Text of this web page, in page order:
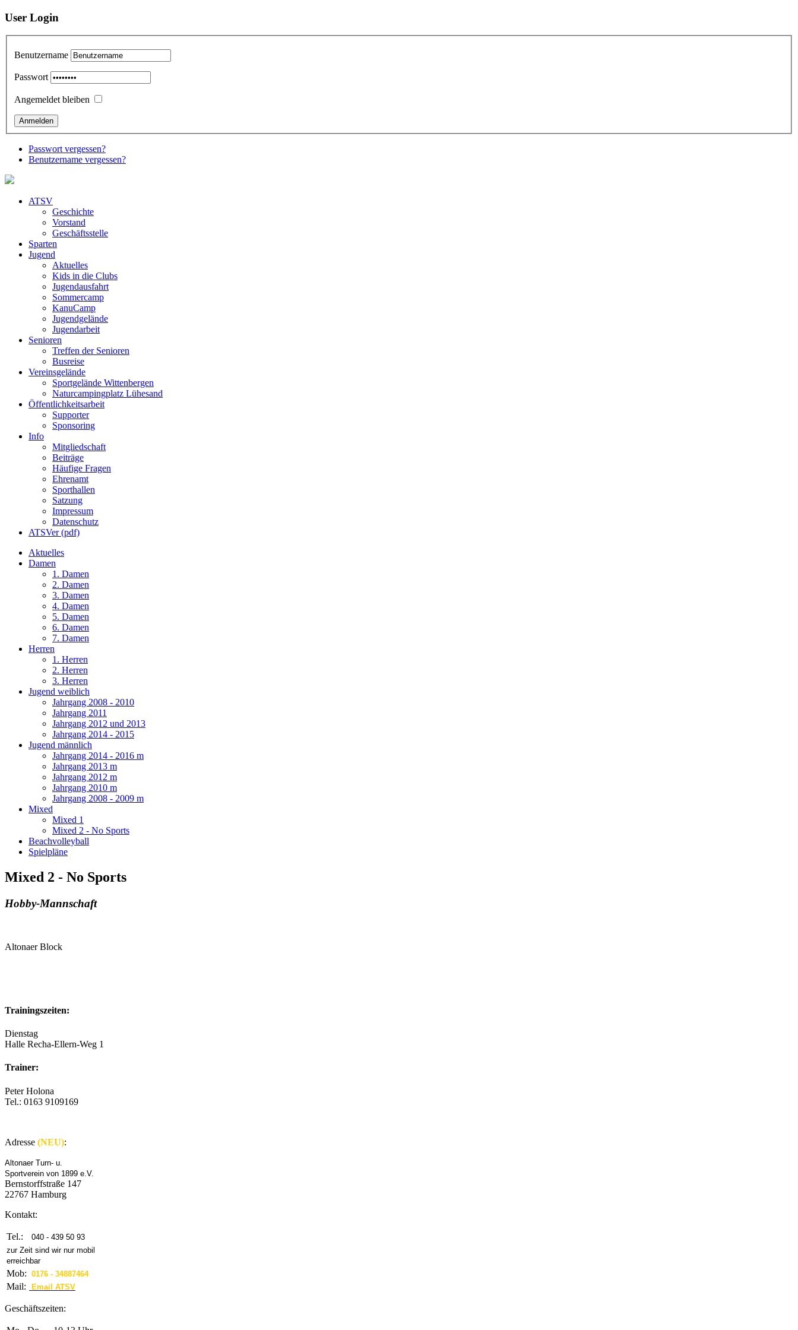
User Login
Benutzername
Passwort
Angemeldet bleiben
Passwort vergessen?
Benutzername vergessen?
ATSV
Geschichte
Vorstand
Geschäftsstelle
Sparten
Jugend
Aktuelles
Kids in die Clubs
Jugendausfahrt
Sommercamp
KanuCamp
Jugendgelände
Jugendarbeit
Senioren
Treffen der Senioren
Busreise
Vereinsgelände
Sportgelände Wittenbergen
Naturcampingplatz Lühesand
Öffentlichkeitsarbeit
Supporter
Sponsoring
Info
Mitgliedschaft
Beiträge
Häufige Fragen
Ehrenamt
Sporthallen
Satzung
Impressum
Datenschutz
ATSVer (pdf)
Aktuelles
Damen
1. Damen
2. Damen
3. Damen
4. Damen
5. Damen
6. Damen
7. Damen
Herren
1. Herren
2. Herren
3. Herren
Jugend weiblich
Jahrgang 2008 - 2010
Jahrgang 2011
Jahrgang 2012 und 2013
Jahrgang 2014 - 2015
Jugend männlich
Jahrgang 2014 - 2016 m
Jahrgang 2013 m
Jahrgang 2012 m
Jahrgang 2010 m
Jahrgang 2008 - 2009 m
Mixed
Mixed 1
Mixed 2 - No Sports
Beachvolleyball
Spielpläne
Mixed 2 - No Sports
Hobby-Mannschaft
Altonaer Block
Trainingszeiten:
Dienstag
Halle Recha-Ellern-Weg 1
Trainer:
Peter Holona
Tel.: 0163 9109169
Adresse (NEU):
Altonaer Turn- u.
Sportverein von 1899 e.V.
Bernstorffstraße 147
22767 Hamburg
Kontakt:
Tel.:
040 - 439 50 93
zur Zeit sind wir nur mobil
erreichbar
Mob: 0176 - 34887464
Mail: Email ATSV
Geschäftszeiten: